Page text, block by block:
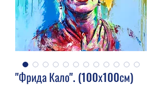
"Фрида Кало". (100х100см)